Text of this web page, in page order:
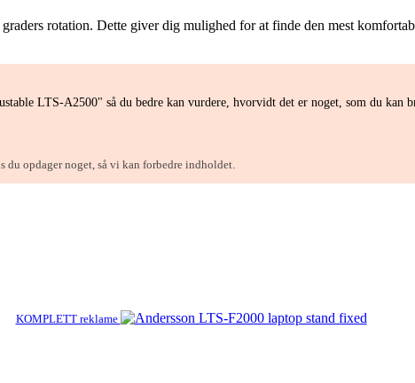
rotation. Dette giver dig mulighed for at finde den mest
LTS-A2500" så du bedre kan vurdere, hvorvidt det er noget, som du kan
du opdager noget, så vi kan forbedre indholdet.
KOMPLETT reklame